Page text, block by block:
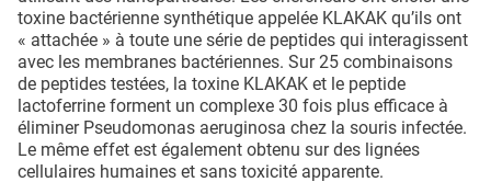
toxine bactérienne synthétique appelée KLAKAK qu’ils ont
« attachée » à toute une série de peptides qui interagissent
avec les membranes bactériennes. Sur 25 combinaisons
de peptides testées, la toxine KLAKAK et le peptide
lactoferrine forment un complexe 30 fois plus efficace à
éliminer Pseudomonas aeruginosa chez la souris infectée.
Le même effet est également obtenu sur des lignées
cellulaires humaines et sans toxicité apparente.